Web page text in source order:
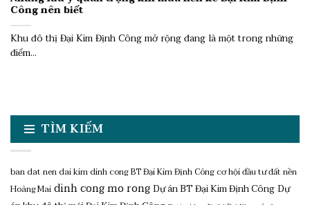
Công nên biết
Khu đô thị Đại Kim Định Công mở rộng đang là một trong những
điểm...
TÌM KIẾM
ban dat nen dai kim dinh congBT Đại Kim Định Công cơ hội đầu tư đất nền
Hoàng Maidinh cong mo rongDự án BT Đại Kim Định CôngDự